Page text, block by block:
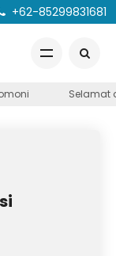
+62-85299831681
Selamat